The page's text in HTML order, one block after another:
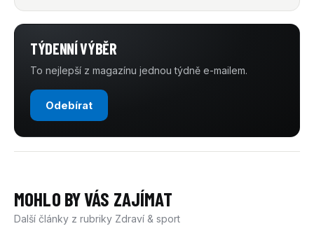
TÝDENNÍ VÝBĚR
To nejlepší z magazínu jednou týdně e-mailem.
Odebírat
MOHLO BY VÁS ZAJÍMAT
Další články z rubriky Zdraví & sport